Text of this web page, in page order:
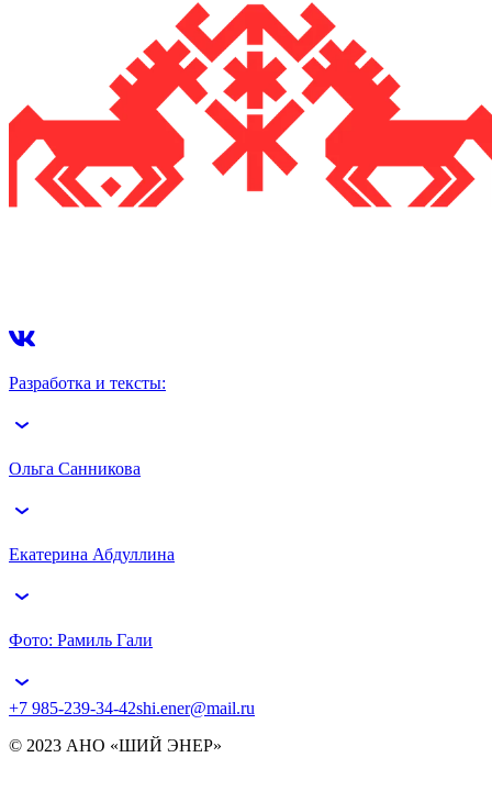
Разработка и тексты:
Ольга Санникова
Екатерина Абдуллина
Фото: Рамиль Гали
+7 985-239-34-42shi.ener@mail.ru
© 2023 АНО «ШИЙ ЭНЕР»